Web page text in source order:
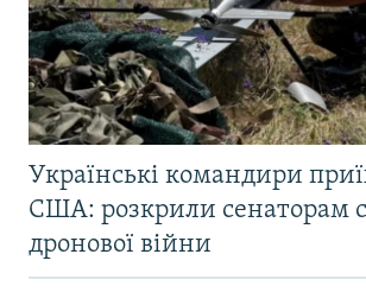
Українські командири
США: розкрили сенаторам
дронової війни